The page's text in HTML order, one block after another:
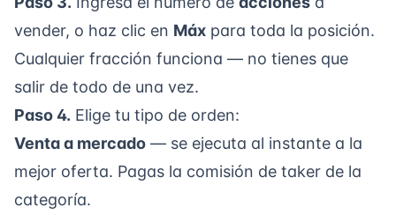
vender, o haz clic en Máx para toda la posición.
Cualquier fracción funciona — no tienes que
salir de todo de una vez.
Paso 4. Elige tu tipo de orden:
Venta a mercado — se ejecuta al instante a la
mejor oferta. Pagas la comisión de taker de la
categoría.